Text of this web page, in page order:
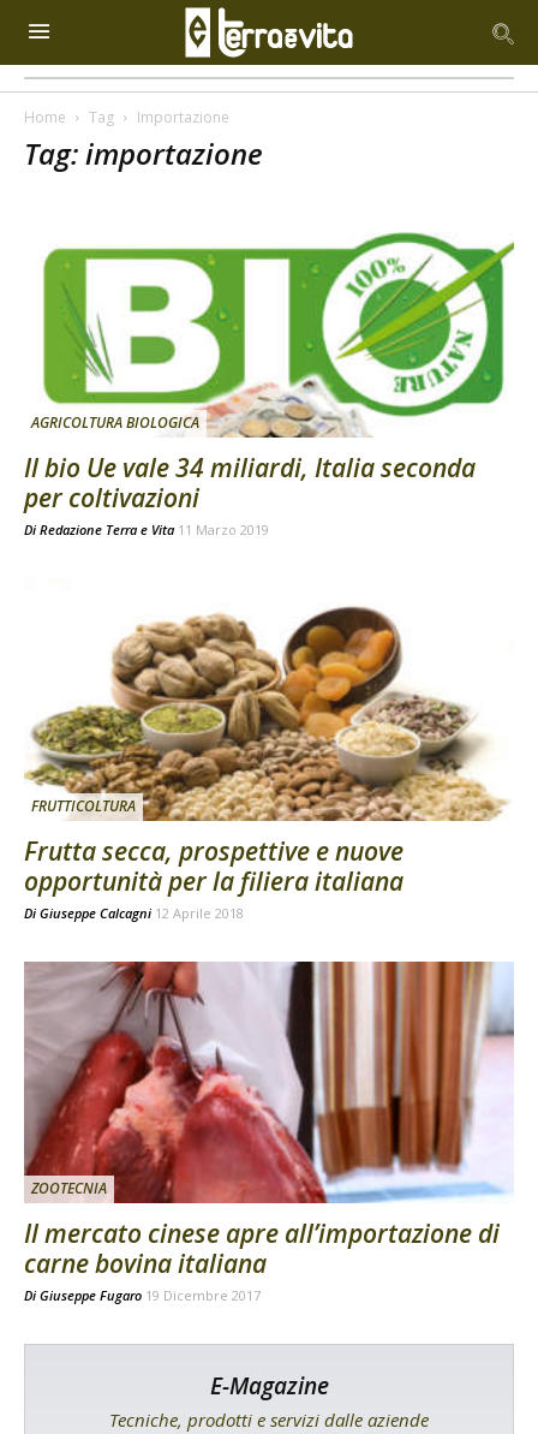
Home Tag Importazione
Tag: importazione
AGRICOLTURA BIOLOGICA
Il bio Ue vale 34 miliardi, Italia seconda
per coltivazioni
Di Redazione Terra e Vita 11 Marzo 2019
FRUTTICOLTURA
Frutta secca, prospettive e nuove
opportunità per la filiera italiana
Di Giuseppe Calcagni 12 Aprile 2018
ZOOTECNIA
Il mercato cinese apre all’importazione di
carne bovina italiana
Di Giuseppe Fugaro 19 Dicembre 2017
E-Magazine
Tecniche, prodotti e servizi dalle aziende